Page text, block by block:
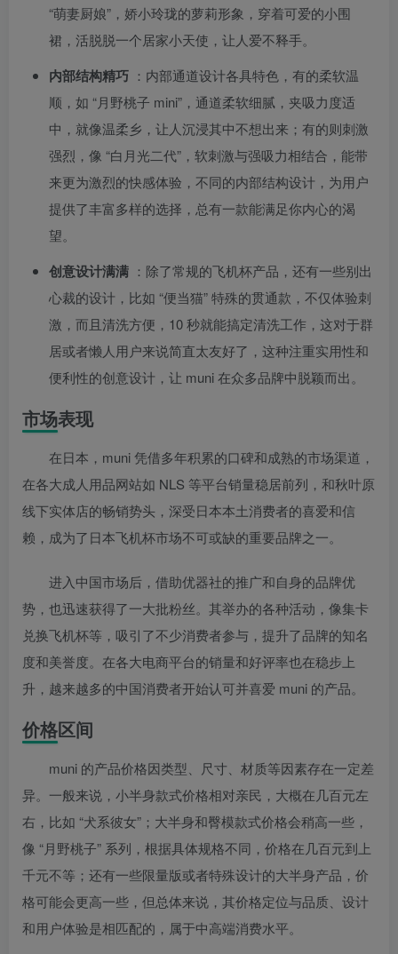
“萌妻厨娘”，娇小玲珑的萝莉形象，穿着可爱的小围
裙，活脱脱一个居家小天使，让人爱不释手。
内部结构精巧 ：内部通道设计各具特色，有的柔软温
顺，如 “月野桃子 mini”，通道柔软细腻，夹吸力度适
中，就像温柔乡，让人沉浸其中不想出来；有的则刺激
强烈，像 “白月光二代”，软刺激与强吸力相结合，能带
来更为激烈的快感体验，不同的内部结构设计，为用户
提供了丰富多样的选择，总有一款能满足你内心的渴
望。
创意设计满满 ：除了常规的飞机杯产品，还有一些别出
心裁的设计，比如 “便当猫” 特殊的贯通款，不仅体验刺
激，而且清洗方便，10 秒就能搞定清洗工作，这对于群
居或者懒人用户来说简直太友好了，这种注重实用性和
便利性的创意设计，让 muni 在众多品牌中脱颖而出。
市场表现
在日本，muni 凭借多年积累的口碑和成熟的市场渠道，
在各大成人用品网站如 NLS 等平台销量稳居前列，和秋叶原
线下实体店的畅销势头，深受日本本土消费者的喜爱和信
赖，成为了日本飞机杯市场不可或缺的重要品牌之一。
进入中国市场后，借助优器社的推广和自身的品牌优
势，也迅速获得了一大批粉丝。其举办的各种活动，像集卡
兑换飞机杯等，吸引了不少消费者参与，提升了品牌的知名
度和美誉度。在各大电商平台的销量和好评率也在稳步上
升，越来越多的中国消费者开始认可并喜爱 muni 的产品。
价格区间
muni 的产品价格因类型、尺寸、材质等因素存在一定差
异。一般来说，小半身款式价格相对亲民，大概在几百元左
右，比如 “犬系彼女”；大半身和臀模款式价格会稍高一些，
像 “月野桃子” 系列，根据具体规格不同，价格在几百元到上
千元不等；还有一些限量版或者特殊设计的大半身产品，价
格可能会更高一些，但总体来说，其价格定位与品质、设计
和用户体验是相匹配的，属于中高端消费水平。